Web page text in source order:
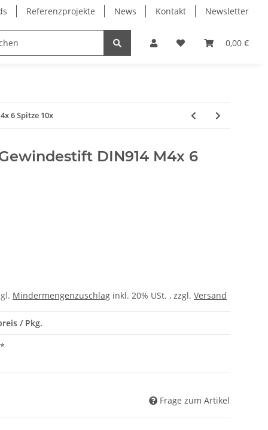
Referenzprojekte News Kontakt Newsletter
0,00 €
Lagertechnik Lineartechnik
6 Spitze 10x
DIN914 M4x 6
Mindermengenzuschlag inkl. 20% USt. , zzgl. Versand
/ Pkg.
*
Frage zum Artikel